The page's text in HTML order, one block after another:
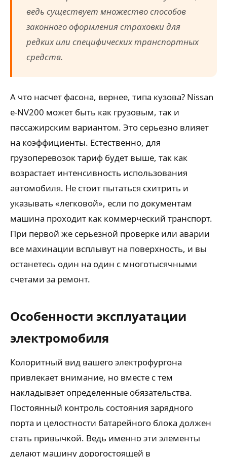
ведь существует множество способов
законного оформления страховки для
редких или специфических транспортных
средств.
А что насчет фасона, вернее, типа кузова? Nissan
e-NV200 может быть как грузовым, так и
пассажирским вариантом. Это серьезно влияет
на коэффициенты. Естественно, для
грузоперевозок тариф будет выше, так как
возрастает интенсивность использования
автомобиля. Не стоит пытаться схитрить и
указывать «легковой», если по документам
машина проходит как коммерческий транспорт.
При первой же серьезной проверке или аварии
все махинации всплывут на поверхность, и вы
останетесь один на один с многотысячными
счетами за ремонт.
Особенности эксплуатации
электромобиля
Колоритный вид вашего электрофургона
привлекает внимание, но вместе с тем
накладывает определенные обязательства.
Постоянный контроль состояния зарядного
порта и целостности батарейного блока должен
стать привычкой. Ведь именно эти элементы
делают машину дорогостоящей в